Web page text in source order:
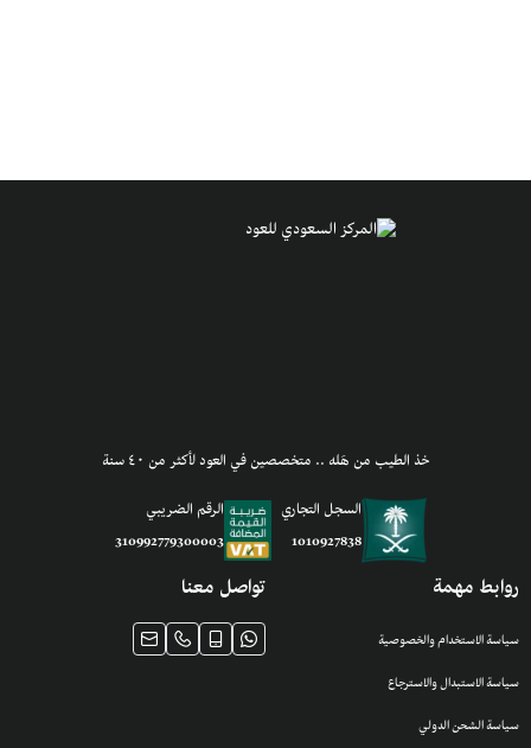
خذ الطيب من هَله .. متخصصين في العود لأكثر من ٤٠ سنة
السجل التجاري
1010927838
الرقم الضريبي
310992779300003
روابط مهمة
سياسة الاستخدام والخصوصية
سياسة الاستبدال والاسترجاع
سياسة الشحن الدولي
تواصل معنا